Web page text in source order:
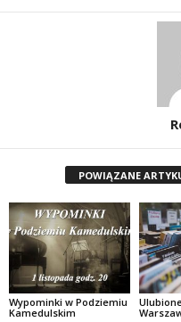
POWIĄZANE
Wypominki w Podziemiu
Kamedulskim